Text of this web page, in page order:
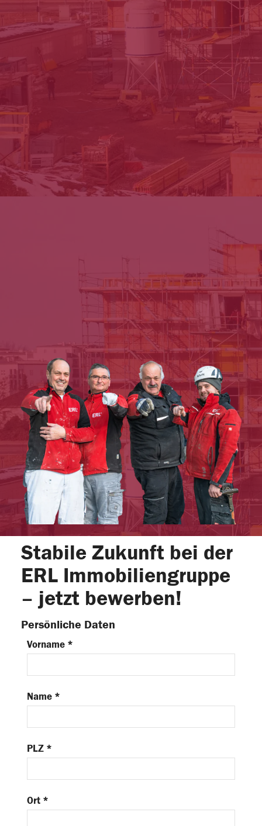
Stabile Zukunft bei der
ERL Immobiliengruppe
– jetzt bewerben!
Persönliche Daten
Vorname *
Name *
PLZ *
Ort *